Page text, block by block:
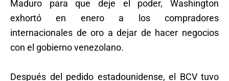
Maduro para que deje el poder, Washington
exhortó en enero a los compradores
internacionales de oro a dejar de hacer negocios
con el gobierno venezolano.
Después del pedido estadounidense, el BCV tuvo